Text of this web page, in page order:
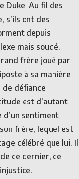
Duke. Au fil des
s’ils ont des
depuis
mais soudé.
frère joué par
à sa manière
défiance
est d’autant
d’un sentiment
frère, lequel est
célébré que lui. Il
ce dernier, ce